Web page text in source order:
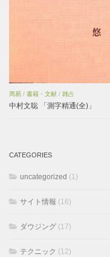
周易 / 書籍・文献 / 雑占
中村文聡 「測字精通(全)」
CATEGORIES
uncategorized (1)
サイト情報 (16)
ダウジング (17)
テクニック (12)